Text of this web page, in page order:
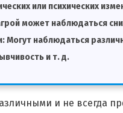
или психических
может наблюдаться
Могут наблюдаться
и т. д.
и не всегда